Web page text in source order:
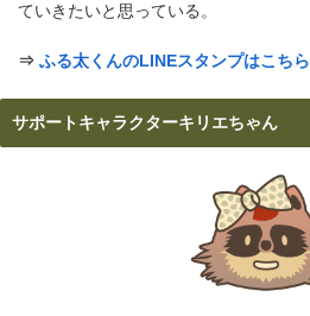
ていきたいと思っている。
⇒ ふる太くんのLINEスタンプはこちら
サポートキャラクターキリエちゃん